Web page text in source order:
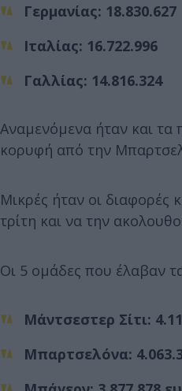
Γερμανίας: 18.830.627
Ιταλίας: 16.722.996
Γαλλίας: 14.816.324
Αναμενόμενα ήταν και τα
κορυφή από την
Μικρές ήταν οι διαφορές
τρίτη και να την
Οι 5 ομάδες που έλαβαν
Μάντσεστερ Σίτι:
Μπαρτσελόνα: